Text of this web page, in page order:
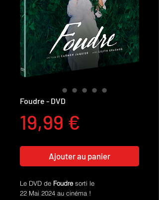
Foudre - DVD
19,99 €
Ajouter au panier
Le DVD de Foudresorti le
22 Mai 2024 au cinéma !